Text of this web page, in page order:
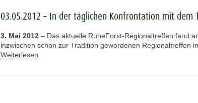
03.05.2012 – In der täglichen Konfrontation mit dem
3. Mai 2012 – Das aktuelle RuheForst-Regionaltreffen fand
inzwischen schon zur Tradition gewordenen Regionaltreffen
Weiterlesen